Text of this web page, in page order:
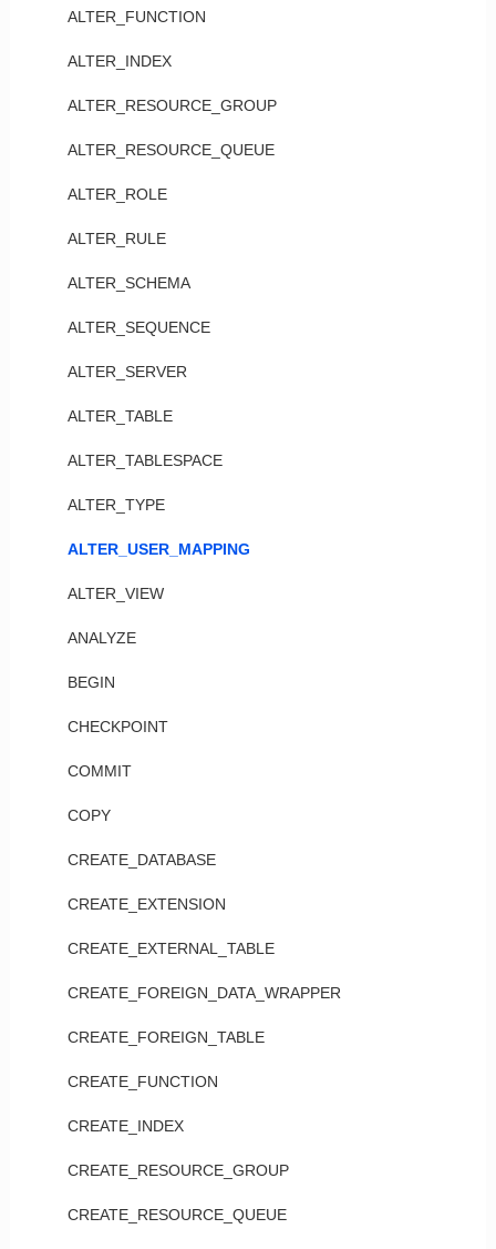
ALTER_FUNCTION
ALTER_INDEX
ALTER_RESOURCE_GROUP
ALTER_RESOURCE_QUEUE
ALTER_ROLE
ALTER_RULE
ALTER_SCHEMA
ALTER_SEQUENCE
ALTER_SERVER
ALTER_TABLE
ALTER_TABLESPACE
ALTER_TYPE
ALTER_USER_MAPPING
ALTER_VIEW
ANALYZE
BEGIN
CHECKPOINT
COMMIT
COPY
CREATE_DATABASE
CREATE_EXTENSION
CREATE_EXTERNAL_TABLE
CREATE_FOREIGN_DATA_WRAPPER
CREATE_FOREIGN_TABLE
CREATE_FUNCTION
CREATE_INDEX
CREATE_RESOURCE_GROUP
CREATE_RESOURCE_QUEUE